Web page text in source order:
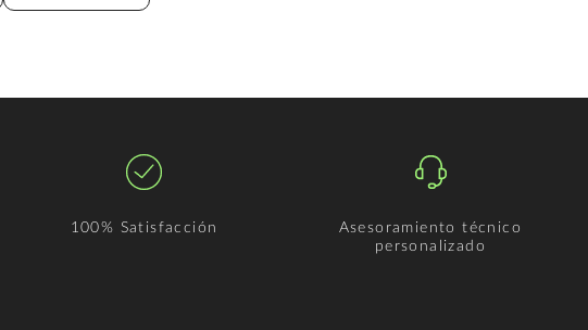
100% Satisfacción
Asesoramiento técnico
personalizado